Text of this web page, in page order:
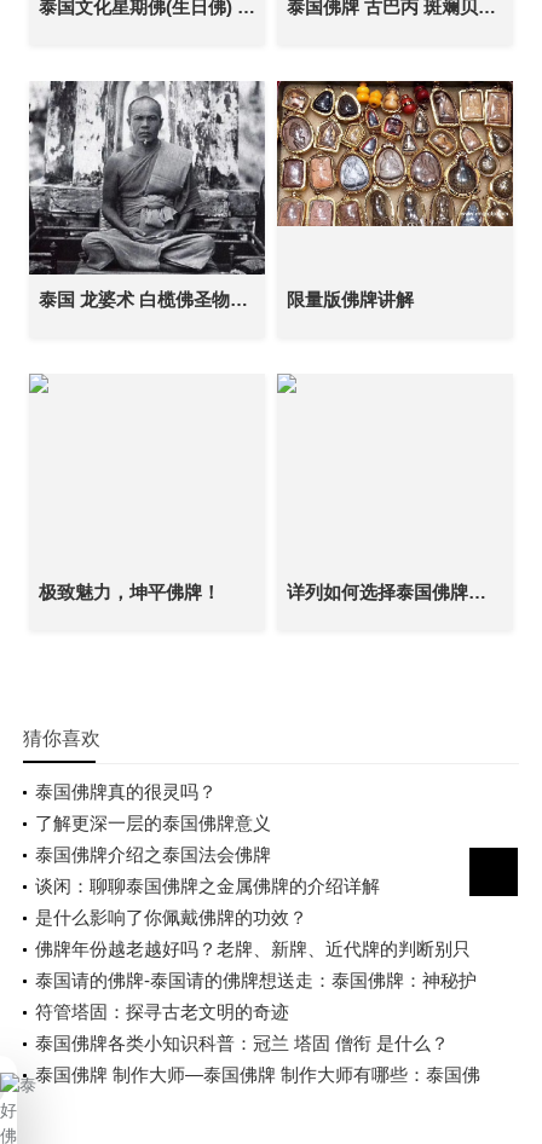
泰国文化星期佛(生日佛) 代表的颜色 不同的寓意 泰国佛牌 古巴丙 斑斓贝壳 崇迪佛牌 纯金外壳 天神护佑 家庭和睦 事业顺利 事事如意 招财提运 平安健康
泰国 龙婆术 白榄佛圣物与神迹 限量版佛牌讲解
极致魅力，坤平佛牌！ 详列如何选择泰国佛牌（上篇）
猜你喜欢
泰国佛牌真的很灵吗？
了解更深一层的泰国佛牌意义
泰国佛牌介绍之泰国法会佛牌
谈闲：聊聊泰国佛牌之金属佛牌的介绍详解
是什么影响了你佩戴佛牌的功效？
佛牌年份越老越好吗？老牌、新牌、近代牌的判断别只
看年份
泰国请的佛牌-泰国请的佛牌想送走：泰国佛牌：神秘护
身符
符管塔固：探寻古老文明的奇迹
泰国佛牌各类小知识科普：冠兰 塔固 僧衔 是什么？
泰国佛牌 制作大师—泰国佛牌 制作大师有哪些：泰国佛